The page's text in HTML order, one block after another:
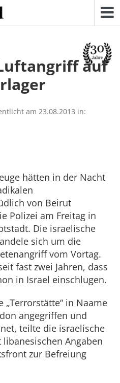
auf
am 23.08.2013 in:
hätten in der Nacht
von Beirut
Polizei am Freitag in
Die israelische
sich um die
vom Vortag.
fast zwei Jahren, dass
in Israel einschlugen.
„Terrorstätte“ in Naame
angegriffen und
teilte die israelische
Angaben
zur Befreiung